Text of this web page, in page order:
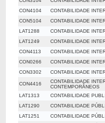
CON4104
CONTABILIDADE
CON5104
CONTABILIDADE
LAT1288
CONTABILIDADE
LAT1249
CONTABILIDADE
CON4113
CONTABILIDADE
CON0266
CONTABILIDADE
CON3302
CONTABILIDADE
CON4416
CONTABILIDADE
CONTEMPORÂNEOS
LAT1313
CONTABILIDADE
LAT1290
CONTABILIDADE
LAT1251
CONTABILIDADE